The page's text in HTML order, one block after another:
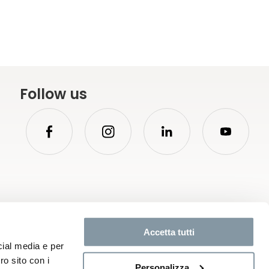
media e per
sito con i
Accetta tutti
Follow us
Legal Privacy policy